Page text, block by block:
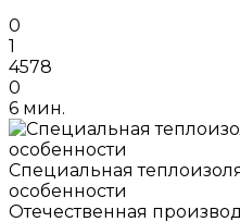
0
1
4578
0
6 мин.
Специальная
особенности
Отечественная